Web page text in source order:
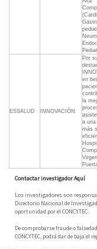
ESSALUD INNOVACIÓN
Por
en
la
a una
más
Contactar investigador Aquí
Los investigadores son
Directorio Nacional de
oportunidad por el CONCYTEC.
De comprobarse fraude o
CONCYTEC, podrá dar de baja